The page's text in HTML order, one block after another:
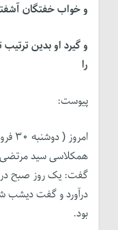
و خواب خفتگان
و گیرد او بدین
را
پیوست:
همکلاسی سید مرتضی
گفت: یک روز صبح در
درآورد و گفت دیشب
بود.